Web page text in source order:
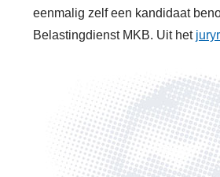
eenmalig zelf een kandidaat
Belastingdienst MKB. Uit het